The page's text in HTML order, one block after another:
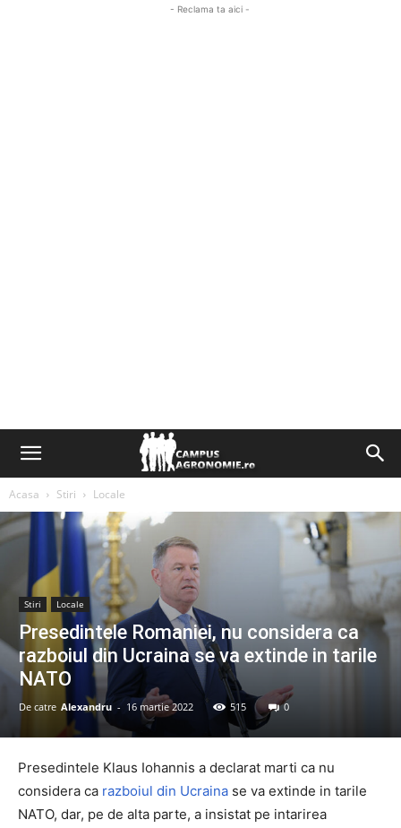
- Reclama ta aici -
Acasa Stiri Locale
Stiri Locale
Presedintele Romaniei, nu considera ca
razboiul din Ucraina se va extinde in tarile
NATO
De catre Alexandru - 16 martie 2022 515 0
Presedintele Klaus Iohannis a declarat marti ca nu
considera ca razboiul din Ucraina se va extinde in tarile
NATO, dar, pe de alta parte, a insistat pe intarirea